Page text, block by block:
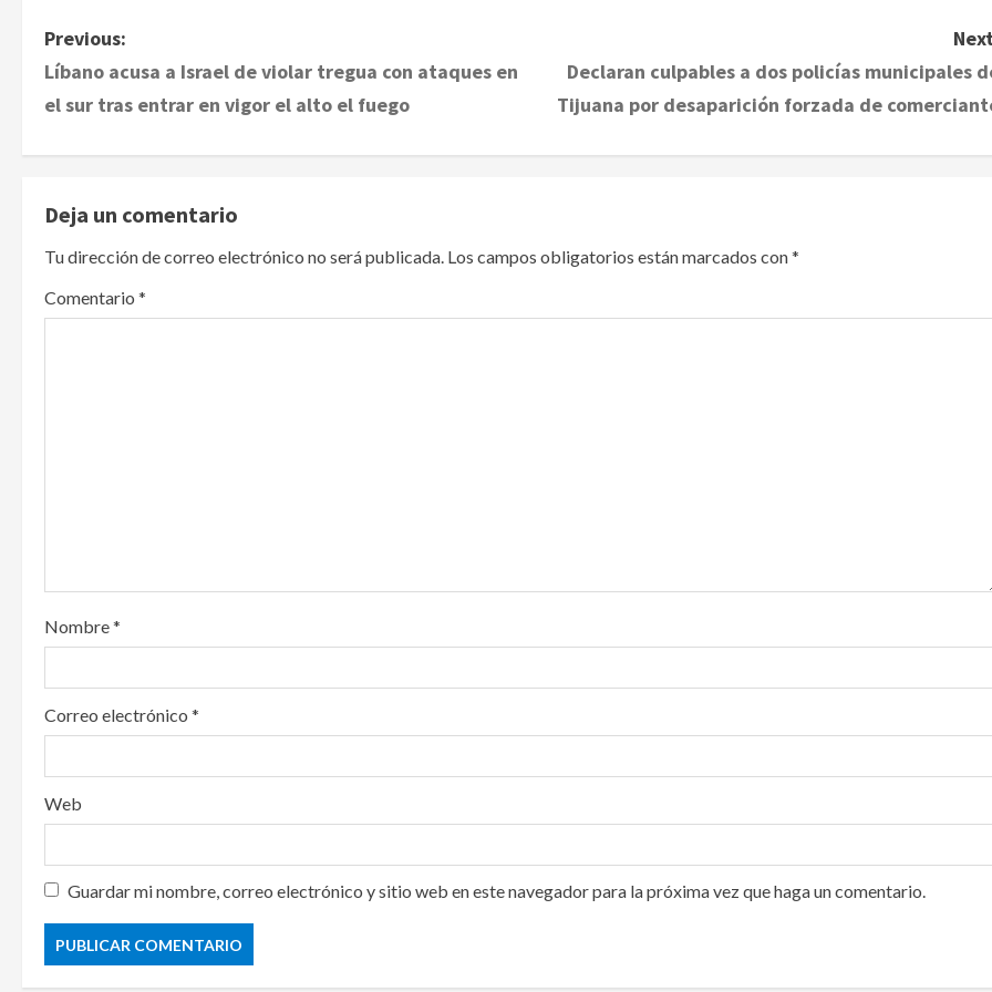
P
o
n
a
v
o
n
Previous:
Líbano acusa a Israel de violar tregua con ataques en
el sur tras entrar en vigor el alto el fuego
Declaran culpables a dos policías municipales
Tijuana por desaparición forzada de
Deja un comentario
Tu dirección de correo electrónico no será publicada. Los campos obligatorios están marcados con*
Comentario *
Nombre*
Correo electrónico *
Web
Guardar mi nombre, correo electrónico y sitio web en este navegador para la próxima vez que haga un comentario.